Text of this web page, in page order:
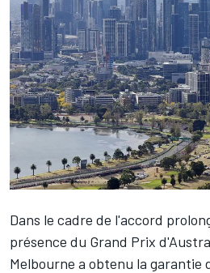
Dans le cadre de l'accord
présence du Grand Prix
Melbourne a obtenu la garantie